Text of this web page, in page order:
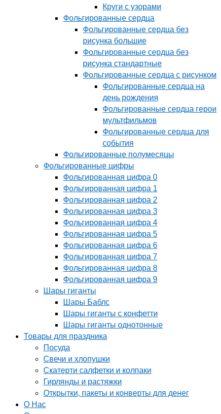
Круги с узорами
Фольгированные сердца
Фольгированные сердца без
рисунка большие
Фольгированные сердца без
рисунка стандартные
Фольгированные сердца с рисунком
Фольгированные сердца на
день рождения
Фольгированные сердца герои
мультфильмов
Фольгированные сердца для
события
Фольгированные полумесяцы
Фольгированные цифры
Фольгированная цифра 0
Фольгированная цифра 1
Фольгированная цифра 2
Фольгированная цифра 3
Фольгированная цифра 4
Фольгированная цифра 5
Фольгированная цифра 6
Фольгированная цифра 7
Фольгированная цифра 8
Фольгированная цифра 9
Шары гиганты
Шары Баблс
Шары гиганты с конфетти
Шары гиганты однотонные
Товары для праздника
Посуда
Свечи и хлопушки
Скатерти салфетки и колпаки
Гирлянды и растяжки
Открытки, пакеты и конверты для денег
О Нас